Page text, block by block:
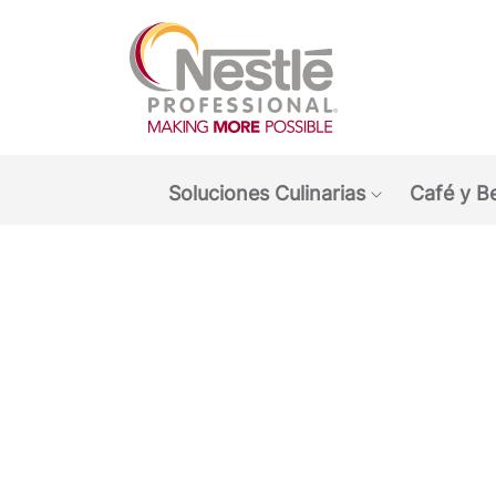
Soluciones Culinarias
Show
Café y